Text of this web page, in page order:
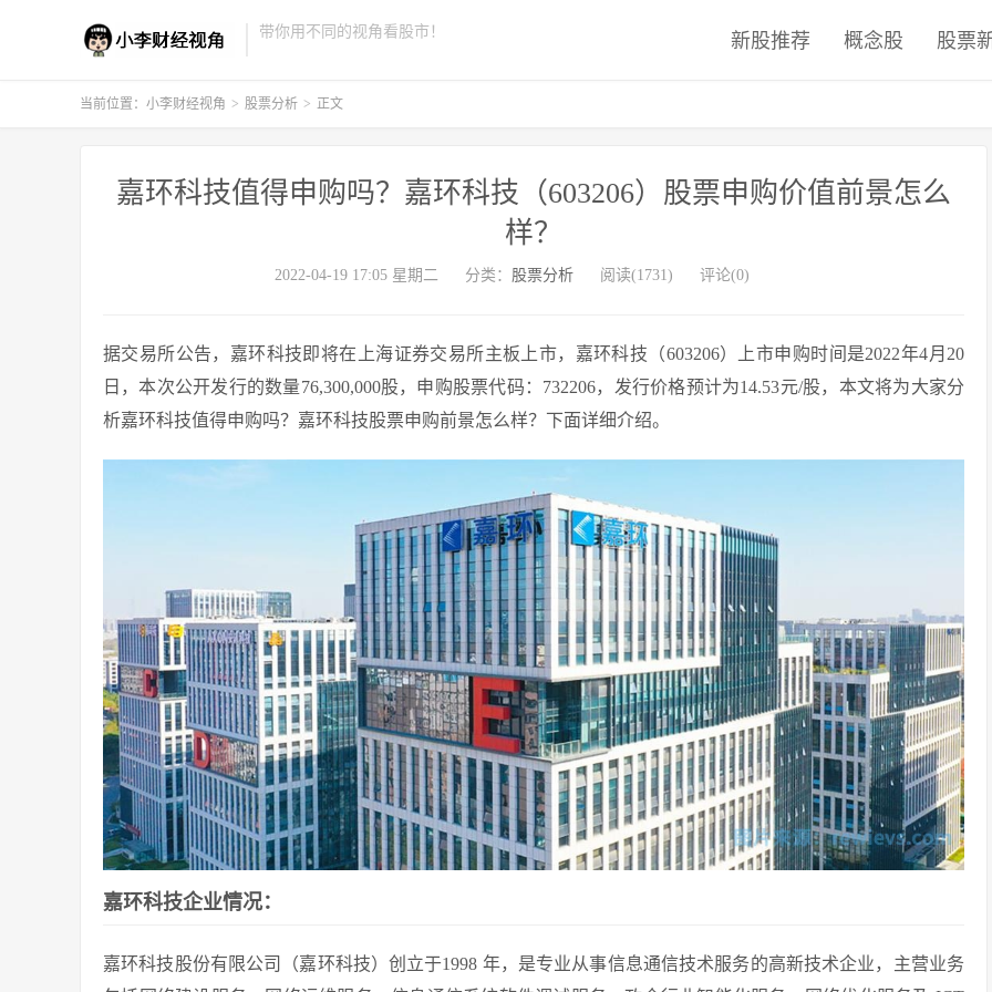
带你用不同的视角看股市！ 新股推荐 概念股 股票
当前位置： 小李财经视角 > 股票分析 > 正文
嘉环科技值得申购吗？嘉环科技（603206）股票申购价值前景怎么
样？
2022-04-19 17:05 星期二 分类： 股票分析 阅读(1731) 评论(0)
据交易所公告，嘉环科技即将在上海证券交易所主板上市，嘉环科技（603206）上市申购时间是2022年4月20
日，本次公开发行的数量76,300,000股，申购股票代码：732206，发行价格预计为14.53元/股，本文将为大家分
析嘉环科技值得申购吗？嘉环科技股票申购前景怎么样？下面详细介绍。
嘉环科技企业情况：
嘉环科技股份有限公司（嘉环科技）创立于1998 年，是专业从事信息通信技术服务的高新技术企业，主营业务